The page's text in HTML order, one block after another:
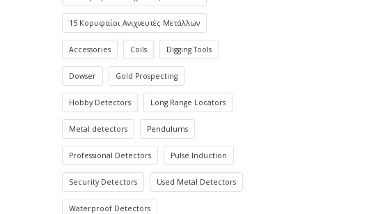
15 Κορυφαίοι Ανιχνευτές Μετάλλων
Accessories Coils Digging Tools
Dowser Gold Prospecting
Hobby Detectors Long Range Locators
Metal detectors Pendulums
Professional Detectors Pulse Induction
Security Detectors Used Metal Detectors
Waterproof Detectors